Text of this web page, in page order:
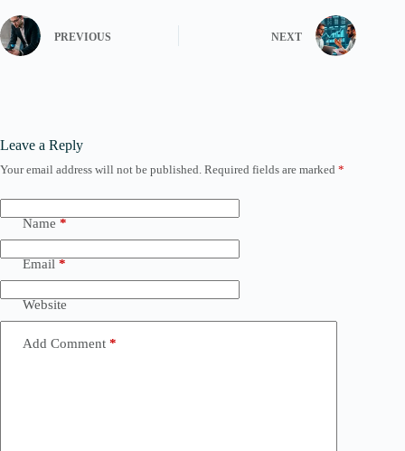
PREVIOUS NEXT
Leave a Reply
Your email address will not be published. Required fields are marked *
Name *
Email *
Website
Add Comment *